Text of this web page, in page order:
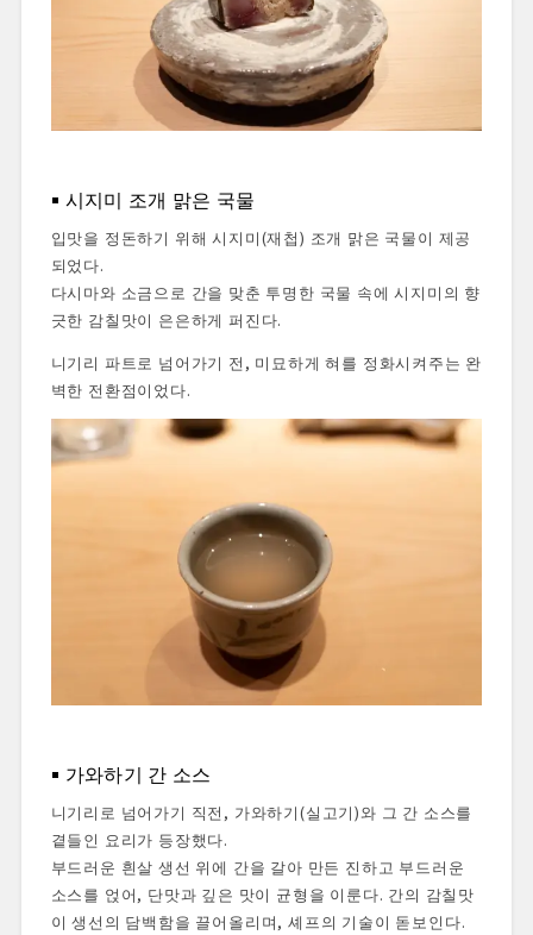
시지미 조개 맑은 국물
입맛을 정돈하기 위해 시지미(재첩) 조개 맑은 국물이 제공
되었다.
다시마와 소금으로 간을 맞춘 투명한 국물 속에 시지미의 향
긋한 감칠맛이 은은하게 퍼진다.
니기리 파트로 넘어가기 전, 미묘하게 혀를 정화시켜주는 완
벽한 전환점이었다.
가와하기 간 소스
니기리로 넘어가기 직전, 가와하기(실고기)와 그 간 소스를
곁들인 요리가 등장했다.
부드러운 흰살 생선 위에 간을 갈아 만든 진하고 부드러운
소스를 얹어, 단맛과 깊은 맛이 균형을 이룬다. 간의 감칠맛
이 생선의 담백함을 끌어올리며, 셰프의 기술이 돋보인다.